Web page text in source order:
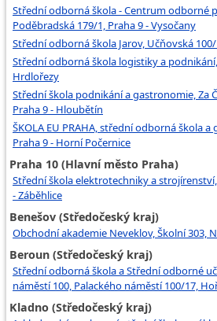
Střední odborná škola - Centrum odborné
Poděbradská 179/1, Praha 9 - Vysočany
Střední odborná škola Jarov, Učňovská
Střední odborná škola logistiky a
Hrdlořezy
Střední škola podnikání a gastronomie, Za
Praha 9 - Hloubětín
ŠKOLA EU PRAHA, střední odborná škola a
Praha 9 - Horní Počernice
Praha 10 (Hlavní město Praha)
Střední škola elektrotechniky a strojírenství,
- Záběhlice
Benešov (Středočeský kraj)
Obchodní akademie Neveklov, Školní 303,
Beroun (Středočeský kraj)
Střední odborná škola a Střední odborné
náměstí 100, Palackého náměstí 100/17,
Kladno (Středočeský kraj)